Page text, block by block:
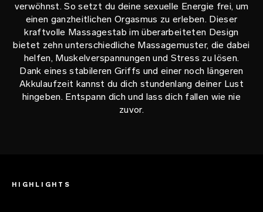
verwöhnst. So setzt du deine sexuelle Energie frei, um
einen ganzheitlichen Orgasmus zu erleben. Dieser
kraftvolle Massagestab im überarbeiteten Design
bietet zehn unterschiedliche Massagemuster, die dabei
helfen, Muskelverspannungen und Stress zu lösen.
Dank eines stabileren Griffs und einer noch längeren
Akkulaufzeit kannst du dich stundenlang deiner Lust
hingeben. Entspann dich und lass dich fallen wie nie
zuvor.
HIGHLIGHTS